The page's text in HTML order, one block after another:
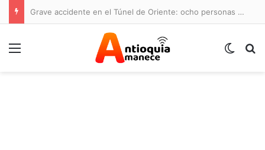
Grave accidente en el Túnel de Oriente: ocho personas lesionadas y cierre de la vía
Menú